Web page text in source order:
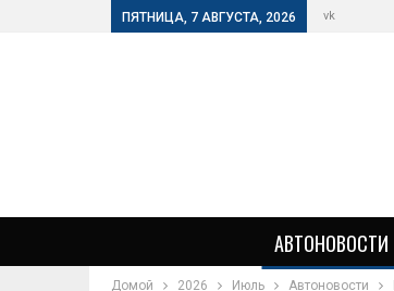
ПЯТНИЦА, 7 АВГУСТА, 2026 vk
АВТОНОВОСТИ
Домой 2026 Июль Автоновости